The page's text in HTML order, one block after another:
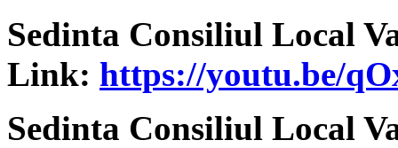
Sedinta Consiliul Local
Link: https://youtu.be/
Sedinta Consiliul Local